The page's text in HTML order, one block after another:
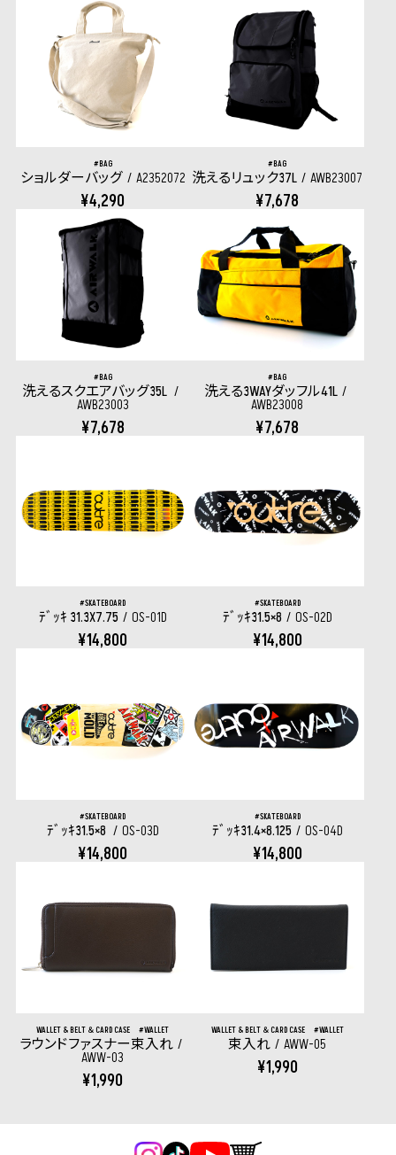
BAG
ショルダーバッグ A2352072
¥4,290
BAG
洗えるリュック37L AWB23007
¥7,678
BAG
洗えるスクエアバッグ35L
AWB23003
¥7,678
BAG
洗える3WAYダッフル41L
AWB23008
¥7,678
SKATEBOARD
ﾃﾞｯｷ 31.3X7.75 OS-01D
¥14,800
SKATEBOARD
ﾃﾞｯｷ31.5×8 OS-02D
¥14,800
SKATEBOARD
ﾃﾞｯｷ31.5×8 OS-03D
¥14,800
SKATEBOARD
ﾃﾞｯｷ31.4×8.125 OS-04D
¥14,800
WALLET & BELT ＆ CARD CASE WALLET
ラウンドファスナー束入れ
AWW-03
¥1,990
WALLET & BELT ＆ CARD CASE WALLET
束入れ AWW-05
¥1,990